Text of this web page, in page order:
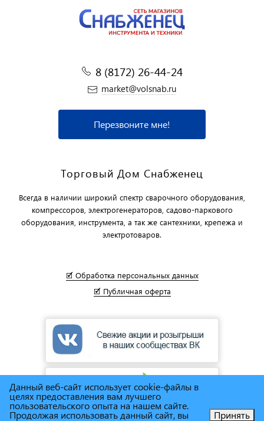
8 (8172) 26-44-24
market@volsnab.ru
Перезвоните мне!
Торговый Дом Снабженец
Всегда в наличии широкий спектр сварочного оборудования,
компрессоров, электрогенераторов, садово-паркового
оборудования, инструмента, а так же сантехники, крепежа и
электротоваров.
🗹 Обработка персональных данных
🗹 Публичная оферта
Данный веб-сайт использует cookie-файлы в
целях предоставления вам лучшего
пользовательского опыта на нашем сайте.
Продолжая использовать данный сайт, вы Принять